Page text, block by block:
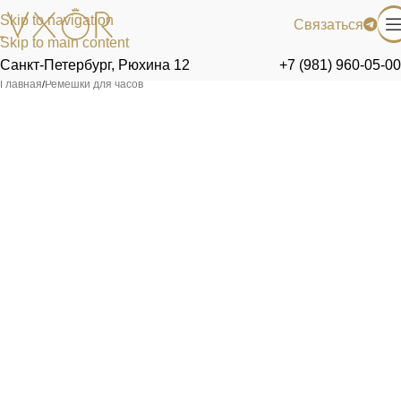
Skip to navigation
Skip to main content
Связаться
Санкт-Петербург, Рюхина 12 +7 (981) 960-05-00
Главная/Ремешки для часов